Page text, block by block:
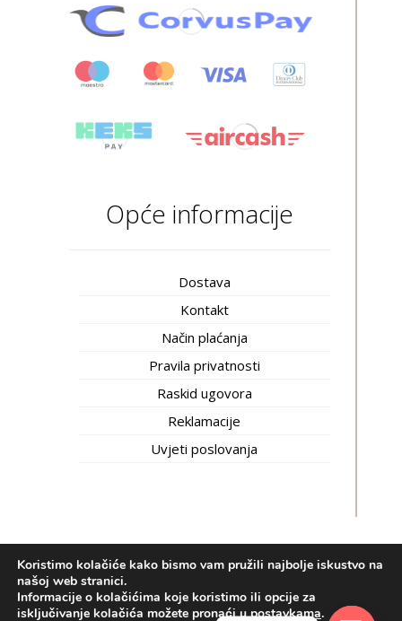
Opće informacije
Dostava
Kontakt
Način plaćanja
Pravila privatnosti
Raskid ugovora
Reklamacije
Uvjeti poslovanja
Inti trgovina © 2020. Izrada web shopa: kT dizajn
Koristimo kolačiće kako bismo vam pružili najbolje iskustvo na
našoj web stranici.
Informacije o kolačićima koje koristimo ili opcije za
isključivanje kolačića možete pronaći upostavkama.
Bosnian( Bosanski)
Hrvatski